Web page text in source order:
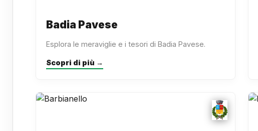
Badia Pavese
Esplora le meraviglie e i tesori di Badia Pavese.
Scopri di più →